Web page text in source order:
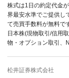
株式は1日の約定代金
界最安水準でご提供し
て売買手数料が無料で
日本株(現物取引/信用
物・オプション取引、
松井証券株式会社